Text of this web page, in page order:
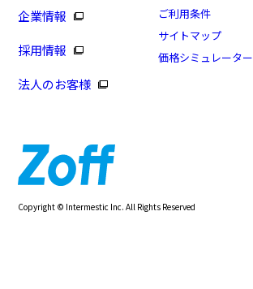
企業情報
採用情報
法人のお客様
ご利用条件
サイトマップ
価格シミュレーター
Copyright © Intermestic Inc. All Rights Reserved